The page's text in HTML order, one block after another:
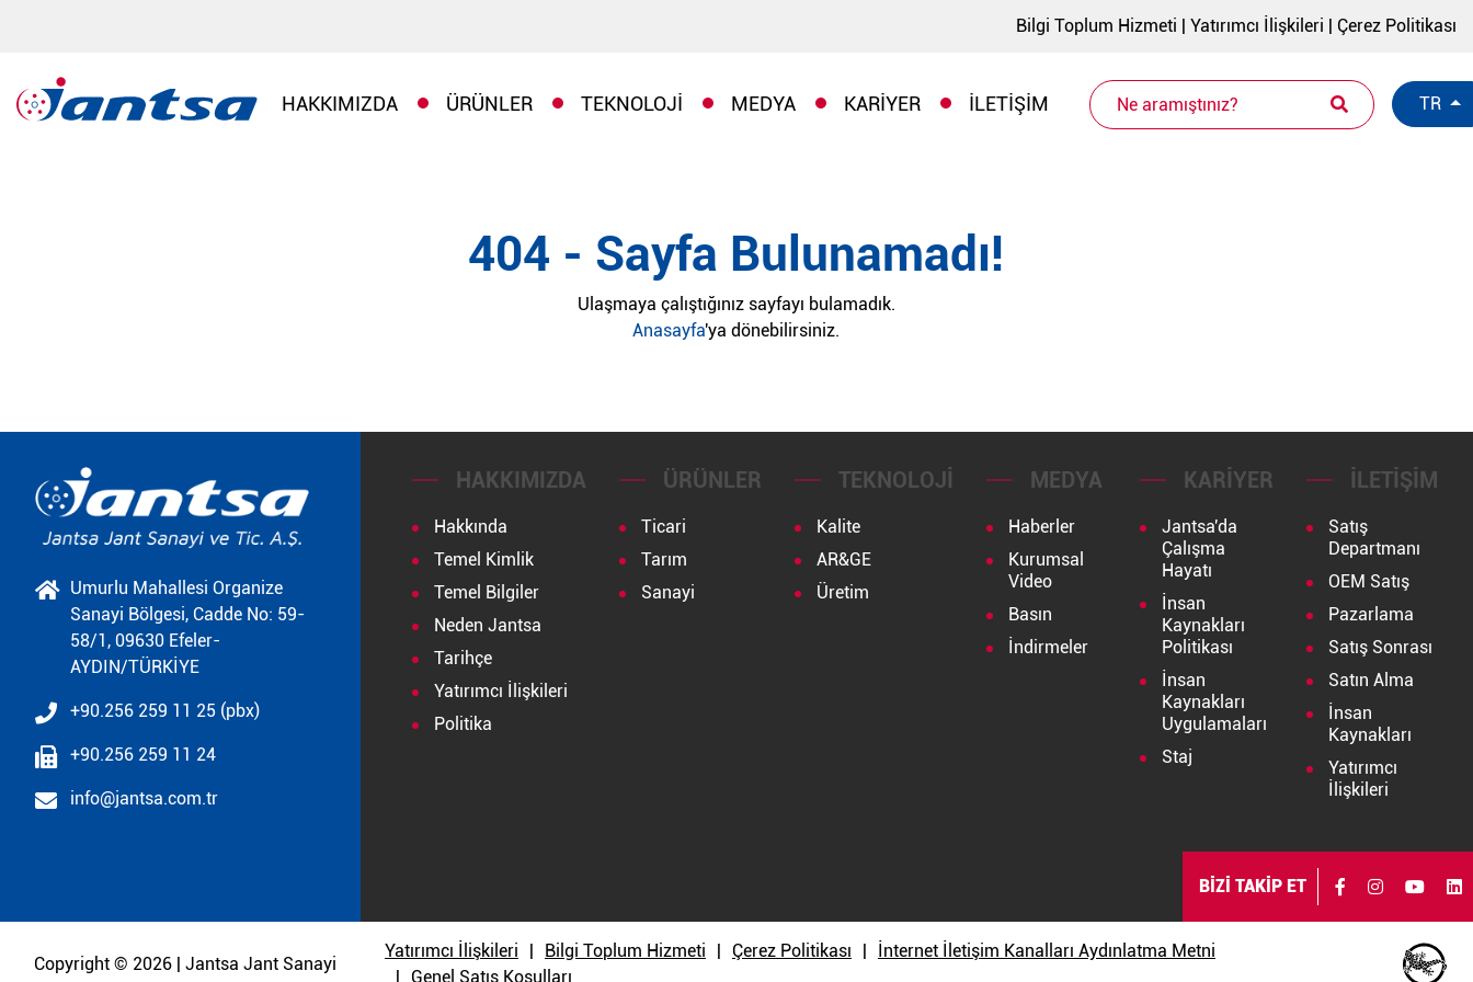
Bilgi Toplum Hizmeti | Yatırımcı İlişkileri | Çerez Politikası
HAKKIMIZDA ÜRÜNLER TEKNOLOJI MEDYA KARIYER İLETIŞIM TR
404 - Sayfa Bulunamadı!
Ulaşmaya çalıştığınız sayfayı bulamadık.
Anasayfa'ya dönebilirsiniz.
Umurlu Mahallesi Organize
Sanayi Bölgesi, Cadde No: 59-
58/1, 09630 Efeler-
AYDIN/TÜRKİYE
+90.256 259 11 25 (pbx)
+90.256 259 11 24
info@jantsa.com.tr
HAKKIMIZDA
Hakkında
Temel Kimlik
Temel Bilgiler
Neden Jantsa
Tarihçe
Yatırımcı İlişkileri
Politika
ÜRÜNLER
Ticari
Tarım
Sanayi
TEKNOLOJI
Kalite
AR&GE
Üretim
MEDYA
Haberler
Kurumsal
Video
Basın
İndirmeler
KARIYER
Jantsa'da
Çalışma
Hayatı
İnsan
Kaynakları
Politikası
İnsan
Kaynakları
Uygulamaları
Staj
İLETIŞIM
Satış
Departmanı
OEM Satış
Pazarlama
Satış Sonrası
Satın Alma
İnsan
Kaynakları
Yatırımcı
İlişkileri
BİZİ TAKİP ET
Copyright © 2026 | Jantsa Jant Sanayi
Yatırımcı İlişkileri Bilgi Toplum Hizmeti Çerez Politikası
İnternet İletişim Kanalları Aydınlatma Metni
Genel Satış Koşulları